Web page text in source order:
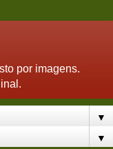
por imagens.
▼
▼